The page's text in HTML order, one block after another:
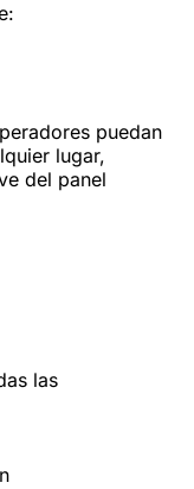
puedan
lugar,
del panel
las